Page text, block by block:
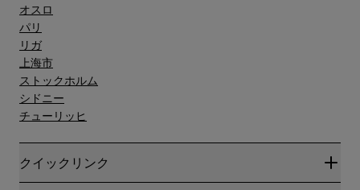
オスロ
パリ
リガ
上海市
ストックホルム
シドニー
チューリッヒ
クイックリンク